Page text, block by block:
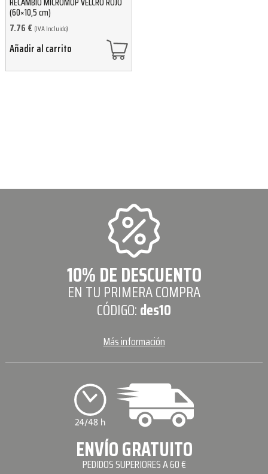
(60×10,5 cm)
7.76 € (IVA Incluido)
Añadir al carrito
10% DE DESCUENTO
EN TU PRIMERA COMPRA
CÓDIGO:des10
Más información
ENVÍO GRATUITO
PEDIDOS SUPERIORES A 60 €